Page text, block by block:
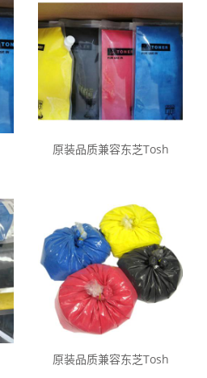
原装品质兼容东芝Tosh
原装品质兼容东芝Tosh